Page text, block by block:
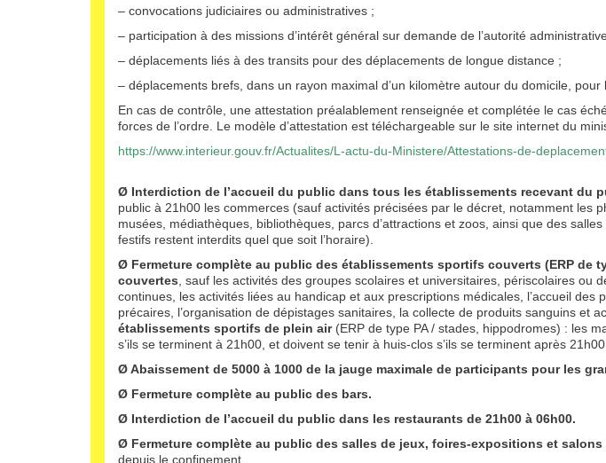
– convocations judiciaires ou administratives ;
– participation à des missions d’intérêt général sur demande de l’autorité
– déplacements liés à des transits pour des déplacements de longue distance ;
– déplacements brefs, dans un rayon maximal d’un kilomètre autour du domicile,
En cas de contrôle, une attestation préalablement renseignée et complétée le cas
forces de l’ordre. Le modèle d’attestation est téléchargeable sur le site internet du
https://www.interieur.gouv.fr/Actualites/L-actu-du-Ministere/Attestations-de-
Ø Interdiction de l’accueil du public dans tous les établissements recevant du
public à 21h00 les commerces (sauf activités précisées par le décret, notamment les
musées, médiathèques, bibliothèques, parcs d’attractions et zoos, ainsi que des
festifs restent interdits quel que soit l’horaire).
Ø Fermeture complète au public des établissements sportifs couverts (ERP de
couvertes , sauf les activités des groupes scolaires et universitaires, périscolaires
continues, les activités liées au handicap et aux prescriptions médicales, l’accueil
précaires, l’organisation de dépistages sanitaires, la collecte de produits sanguins et
établissements sportifs de plein air (ERP de type PA / stades, hippodromes) : les
s’ils se terminent à 21h00, et doivent se tenir à huis-clos s’ils se terminent après 21h00.
Ø Abaissement de 5000 à 1000 de la jauge maximale de participants pour les
Ø Fermeture complète au public des bars.
Ø Interdiction de l’accueil du public dans les restaurants de 21h00 à 06h00.
Ø Fermeture complète au public des salles de jeux, foires-expositions et salons
depuis le confinement.